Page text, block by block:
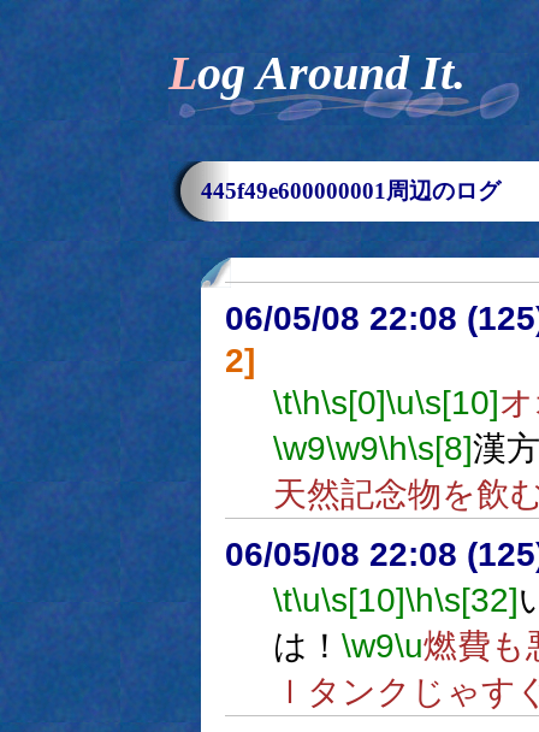
Log Around It.
445f49e600000001周辺のログ
06/05/08 22:08
2]
\t\h\s[0]\u\s[10]
\w9\w9\h\s[8]漢
天然記念物を飲
06/05/08 22:08
\t\u\s[10]\h\s[32]
は！ \w9\u燃費も
ｌタンクじゃす